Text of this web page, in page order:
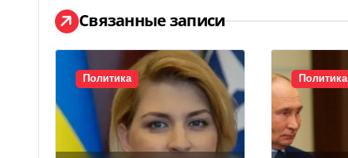
г
а
ц
и
Связанные записи
Политика Политика